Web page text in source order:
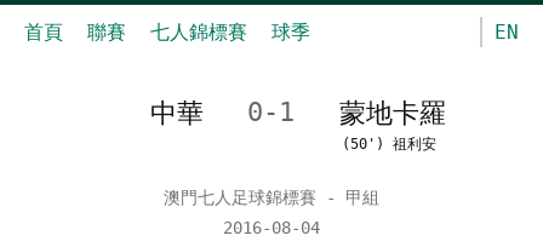
首頁 聯賽 七人錦標賽 球季 EN
中華 0-1 蒙地卡羅
(50') 祖利安
澳門七人足球錦標賽 - 甲組
2016-08-04